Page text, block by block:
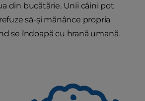
din bucătărie. Unii câini pot
să-și mănânce propria
se îndoapă cu hrană umană.